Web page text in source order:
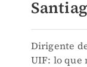
Dirigente
UIF: lo que